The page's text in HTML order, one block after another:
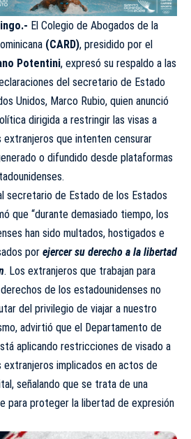
El Colegio de Abogados de la
(CARD), presidido por el
Potentini, expresó su respaldo a las
del secretario de Estado
Unidos, Marco Rubio, quien anunció
dirigida a restringir las visas a
extranjeros que intenten censurar
o difundido desde plataformas
secretario de Estado de los Estados
que “durante demasiado tiempo, los
han sido multados, hostigados e
por ejercer su derecho a la libertad
. Los extranjeros que trabajan para
de los estadounidenses no
del privilegio de viajar a nuestro
advirtió que el Departamento de
aplicando restricciones de visado a
extranjeros implicados en actos de
señalando que se trata de una
para proteger la libertad de expresión